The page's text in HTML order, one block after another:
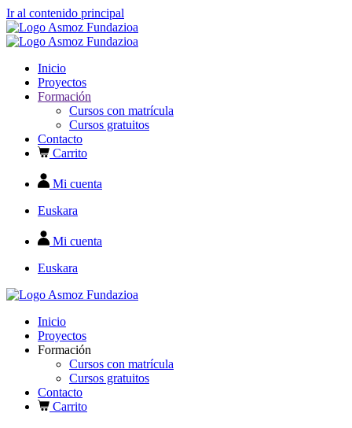
Ir al contenido principal
Inicio
Proyectos
Formación
Cursos con matrícula
Cursos gratuitos
Contacto
Carrito
Mi cuenta
Euskara
Mi cuenta
Euskara
Inicio
Proyectos
Formación
Cursos con matrícula
Cursos gratuitos
Contacto
Carrito